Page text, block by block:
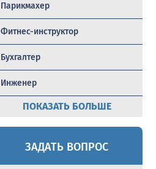
Парикмахер
Фитнес-инструктор
Бухгалтер
Инженер
ПОКАЗАТЬ БОЛЬШЕ
ЗАДАТЬ ВОПРОС